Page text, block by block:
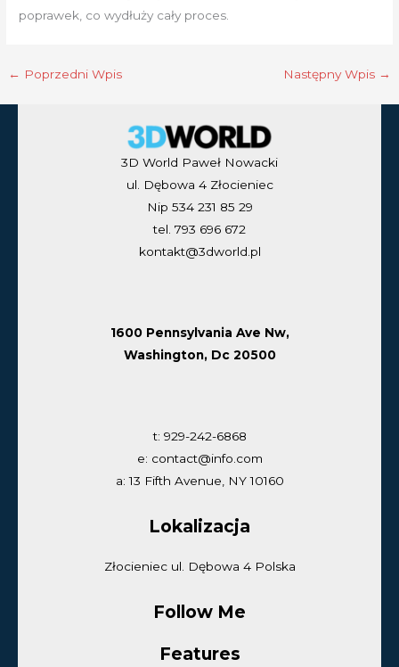
poprawek, co wydłuży cały proces.
← Poprzedni Wpis Następny Wpis →
3D World Paweł Nowacki
ul. Dębowa 4 Złocieniec
Nip 534 231 85 29
tel. 793 696 672
kontakt@3dworld.pl
1600 Pennsylvania Ave Nw,
Washington, Dc 20500
t: 929-242-6868
e: contact@info.com
a: 13 Fifth Avenue, NY 10160
Lokalizacja
Złocieniec ul. Dębowa 4 Polska
Follow Me
Features